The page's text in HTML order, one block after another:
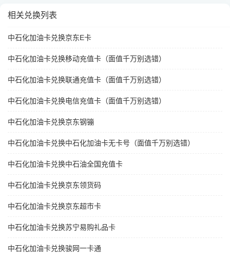
相关兑换列表
中石化加油卡兑换京东E卡
中石化加油卡兑换移动充值卡（面值千万别选错）
中石化加油卡兑换联通充值卡（面值千万别选错）
中石化加油卡兑换电信充值卡（面值千万别选错）
中石化加油卡兑换京东钢镚
中石化加油卡兑换中石化加油卡无卡号（面值千万别选错）
中石化加油卡兑换中石油全国充值卡
中石化加油卡兑换京东领货码
中石化加油卡兑换京东超市卡
中石化加油卡兑换苏宁易购礼品卡
中石化加油卡兑换骏网一卡通